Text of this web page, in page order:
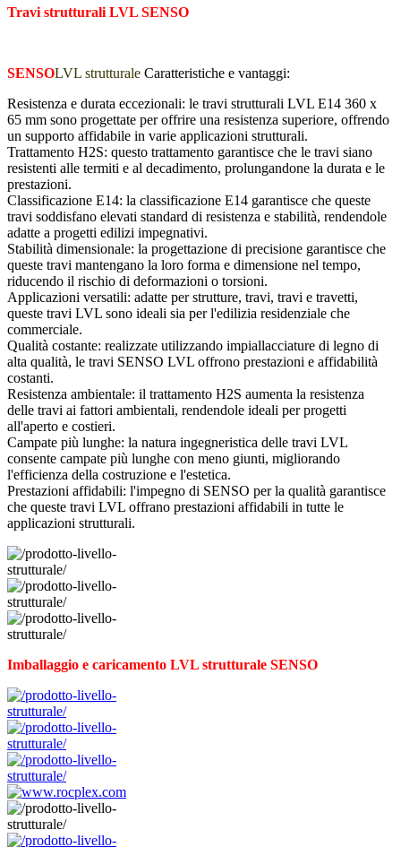
Travi strutturali LVL SENSO
SENSOLVL strutturale Caratteristiche e vantaggi:
Resistenza e durata eccezionali: le travi strutturali LVL E14 360 x
65 mm sono progettate per offrire una resistenza superiore, offrendo
un supporto affidabile in varie applicazioni strutturali.
Trattamento H2S: questo trattamento garantisce che le travi siano
resistenti alle termiti e al decadimento, prolungandone la durata e le
prestazioni.
Classificazione E14: la classificazione E14 garantisce che queste
travi soddisfano elevati standard di resistenza e stabilità, rendendole
adatte a progetti edilizi impegnativi.
Stabilità dimensionale: la progettazione di precisione garantisce che
queste travi mantengano la loro forma e dimensione nel tempo,
riducendo il rischio di deformazioni o torsioni.
Applicazioni versatili: adatte per strutture, travi, travi e travetti,
queste travi LVL sono ideali sia per l'edilizia residenziale che
commerciale.
Qualità costante: realizzate utilizzando impiallacciature di legno di
alta qualità, le travi SENSO LVL offrono prestazioni e affidabilità
costanti.
Resistenza ambientale: il trattamento H2S aumenta la resistenza
delle travi ai fattori ambientali, rendendole ideali per progetti
all'aperto e costieri.
Campate più lunghe: la natura ingegneristica delle travi LVL
consente campate più lunghe con meno giunti, migliorando
l'efficienza della costruzione e l'estetica.
Prestazioni affidabili: l'impegno di SENSO per la qualità garantisce
che queste travi LVL offrano prestazioni affidabili in tutte le
applicazioni strutturali.
Imballaggio e caricamento LVL strutturale SENSO